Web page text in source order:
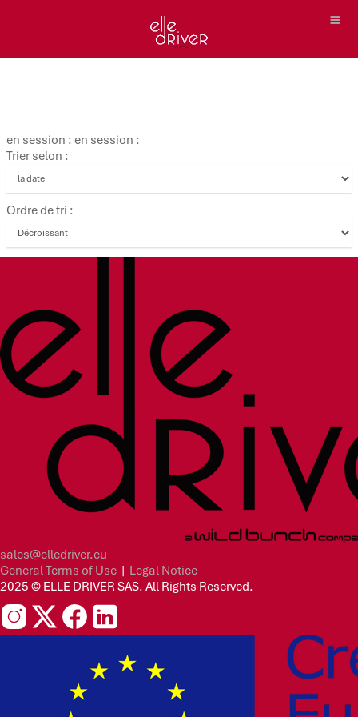
en session : en session :
Trier selon :
Ordre de tri :
sales@elledriver.eu
General Terms of Use | Legal Notice
2025 © ELLE DRIVER SAS. All Rights Reserved.